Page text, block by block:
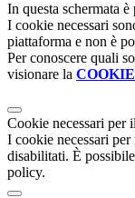
In questa schermata
I cookie necessari
piattaforma e non è
Per conoscere quali
visionare la
Cookie necessari per
I cookie necessari
disabilitati. È
policy.